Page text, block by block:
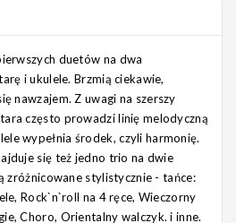
duetów na dwa
i ukulele. Brzmią ciekawie,
nawzajem. Z uwagi na szerszy
często prowadzi linię melodyczną
wypełnia środek, czyli harmonię.
się też jedno trio na dwie
zróżnicowane stylistycznie - tańce:
Rock`n`roll na 4 ręce, Wieczorny
Choro, Orientalny walczyk. i inne.